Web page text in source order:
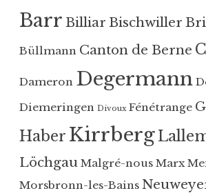
a
s
l
s
c
b
o
,
a
n
o
d
e
Barr Billiar Bischwiller
Büllmann Canton de Berne
Dameron Degermann
Diemeringen Divoux Fénétrange
Haber Kirrberg
Löchgau Malgré-nous Marx
Morsbronn-les-Bains